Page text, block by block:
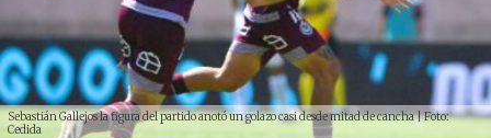
Sebastián Gallejos la figura del partido anotó un golazo casi desde mitad de cancha | Foto:
Cedida